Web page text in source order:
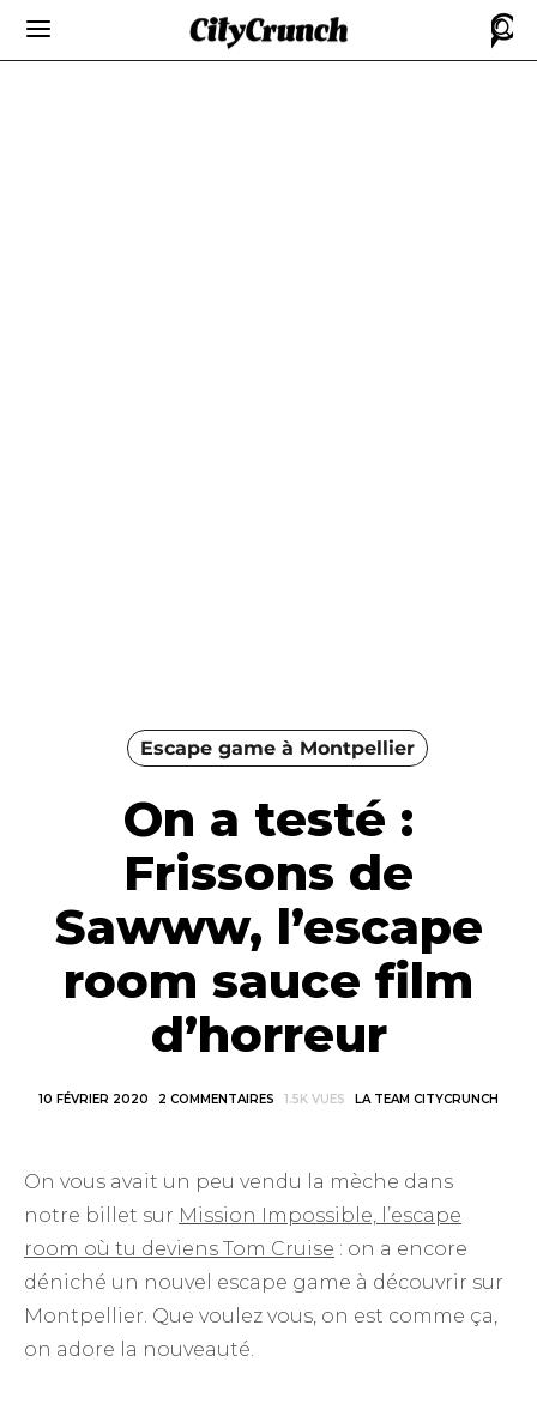
Escape game à Montpellier
On a testé :
Frissons de
Sawww, l’escape
room sauce film
d’horreur
10 FÉVRIER 2020 2 COMMENTAIRES 1.5K VUES LA TEAM CITYCRUNCH
On vous avait un peu vendu la mèche dans
notre billet sur Mission Impossible, l’escape
room où tu deviens Tom Cruise : on a encore
déniché un nouvel escape game à découvrir sur
Montpellier. Que voulez vous, on est comme ça,
on adore la nouveauté.